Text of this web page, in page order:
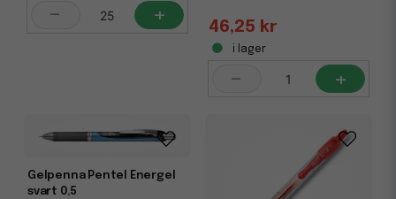
- + 46,25 kr
i lager
- +
Gelpenna Pentel Energel
svart 0,5